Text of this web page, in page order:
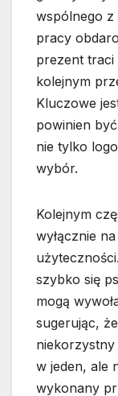
wspólnego z
pracy
prezent traci
kolejnym
Kluczowe
powinien
nie tylko
wybór.
Kolejnym
wyłącznie
szybko się
mogą
sugerując,
niekorzystny
w jeden, ale
wykonany